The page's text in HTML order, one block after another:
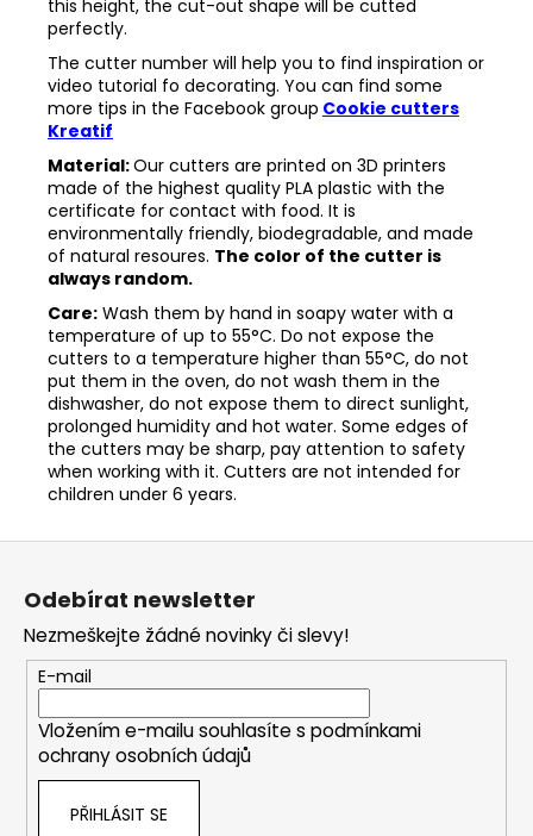
this height, the cut-out shape will be cutted
perfectly.
The cutter number will help you to find inspiration or
video tutorial fo decorating. You can find some
more tips in the Facebook group Cookie cutters
Kreatif
Material:Our cutters are printed on 3D printers
made of the highest quality PLA plastic with the
certificate for contact with food. It is
environmentally friendly, biodegradable, and made
of natural resoures. The color of the cutter is
always random.
Care: Wash them by hand in soapy water with a
temperature of up to 55°C. Do not expose the
cutters to a temperature higher than 55°C, do not
put them in the oven, do not wash them in the
dishwasher, do not expose them to direct sunlight,
prolonged humidity and hot water. Some edges of
the cutters may be sharp, pay attention to safety
when working with it. Cutters are not intended for
children under 6 years.
Z
Odebírat newsletter
Nezmeškejte žádné novinky či slevy!
E-mail
Vložením e-mailu souhlasíte s podmínkami
ochrany osobních údajů
PŘIHLÁSIT SE